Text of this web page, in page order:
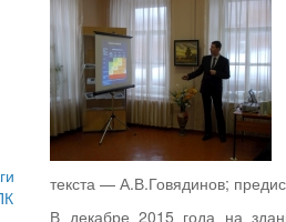
текста — А.В.Говядинов;
В декабре 2015 года на